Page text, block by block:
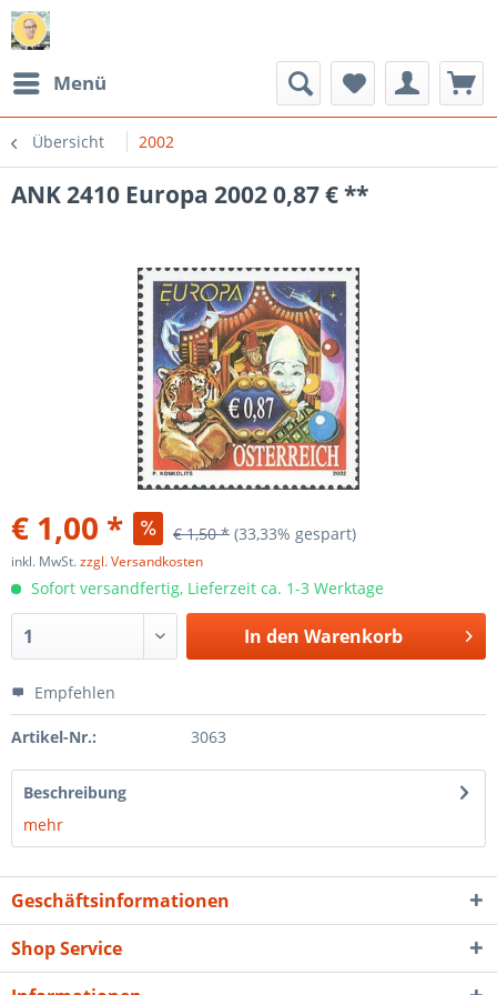
Menü
Übersicht 2002
ANK 2410 Europa 2002 0,87 € **
€ 1,00 * € 1,50 * (33,33% gespart)
inkl. MwSt.zzgl. Versandkosten
Sofort versandfertig, Lieferzeit ca. 1-3 Werktage
In den Warenkorb
Empfehlen
Artikel-Nr.: 3063
Beschreibung
mehr
Geschäftsinformationen
Shop Service